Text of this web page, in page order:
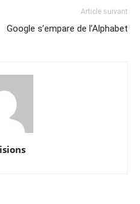
Article suivant
Google s’empare de l’Alphabet